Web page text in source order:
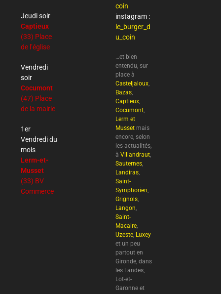
Jeudi soir
Captieux
(33) Place
de l’église
Vendredi
soir
Cocumont
(47) Place
de la mairie
1er
Vendredi du
mois
Lerm-et-
Musset
(33) BV
Commerce
coin
instagram :
le_burger_d
u_coin
…et bien
entendu, sur
place à
Casteljaloux,
Bazas,
Captieux,
Cocumont,
Lerm et
Musset mais
encore, selon
les actualités,
à Villandraut,
Sauternes,
Landiras,
Saint-
Symphorien,
Grignols,
Langon,
Saint-
Macaire,
Uzeste, Luxey
et un peu
partout en
Gironde, dans
les Landes,
Lot-et-
Garonne et